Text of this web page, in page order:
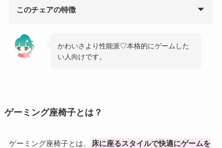
このチェアの特徴
かわいさより性能派♡本格的にゲームした
い人向けです。
ゲーミング座椅子とは？
ゲーミング座椅子とは、
床に座るスタイルで快適にゲームを